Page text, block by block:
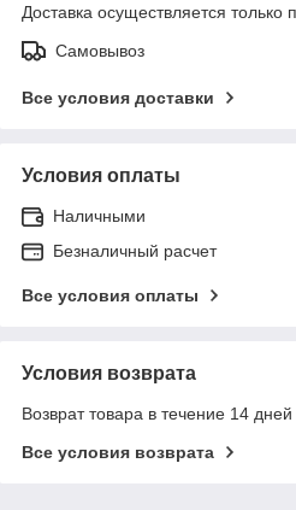
Доставка осуществляется только
Самовывоз
Все условия доставки
Условия оплаты
Наличными
Безналичный расчет
Все условия оплаты
Условия возврата
Возврат товара в течение 14
Все условия возврата